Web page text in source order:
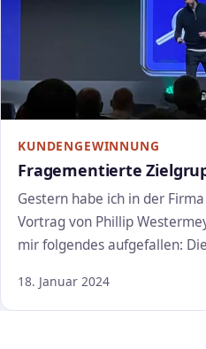
KUNDENGEWINNUNG
Fragementierte
Gestern habe ich in der
Vortrag von Phillip
mir folgendes aufgefallen:
18. Januar 2024